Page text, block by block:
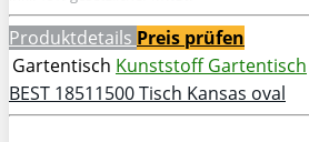
Produktdetails Preis prüfen
Gartentisch Kunststoff Gartentisch
BEST 18511500 Tisch Kansas oval